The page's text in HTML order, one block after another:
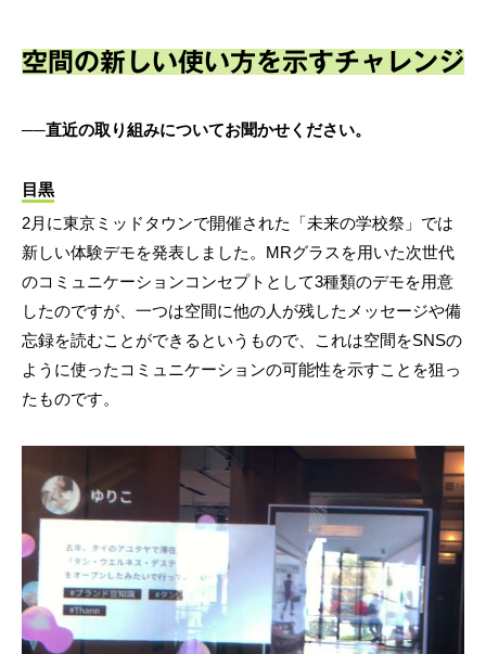
空間の新しい使い方を示すチャレンジ
──直近の取り組みについてお聞かせください。
目黒
2月に東京ミッドタウンで開催された「未来の学校祭」では
新しい体験デモを発表しました。MRグラスを用いた次世代
のコミュニケーションコンセプトとして3種類のデモを用意
したのですが、一つは空間に他の人が残したメッセージや備
忘録を読むことができるというもので、これは空間をSNSの
ように使ったコミュニケーションの可能性を示すことを狙っ
たものです。